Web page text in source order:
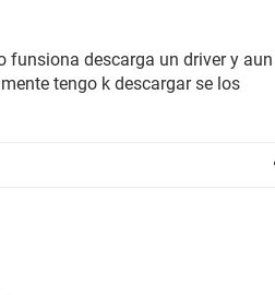
funsiona descarga un driver y aun
tengo k descargar se los